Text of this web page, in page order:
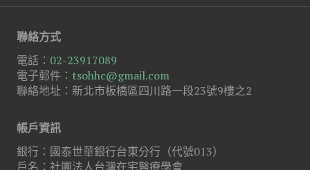
聯絡方式
電話： 02-23917089
電子郵件： tsohhc@gmail.com
聯絡地址：新北市板橋區四川路一段23號9樓之2
帳戶資訊
銀行：國泰世華銀行台東分行（代號013）
戶名：社團法人台灣在宅醫療學會